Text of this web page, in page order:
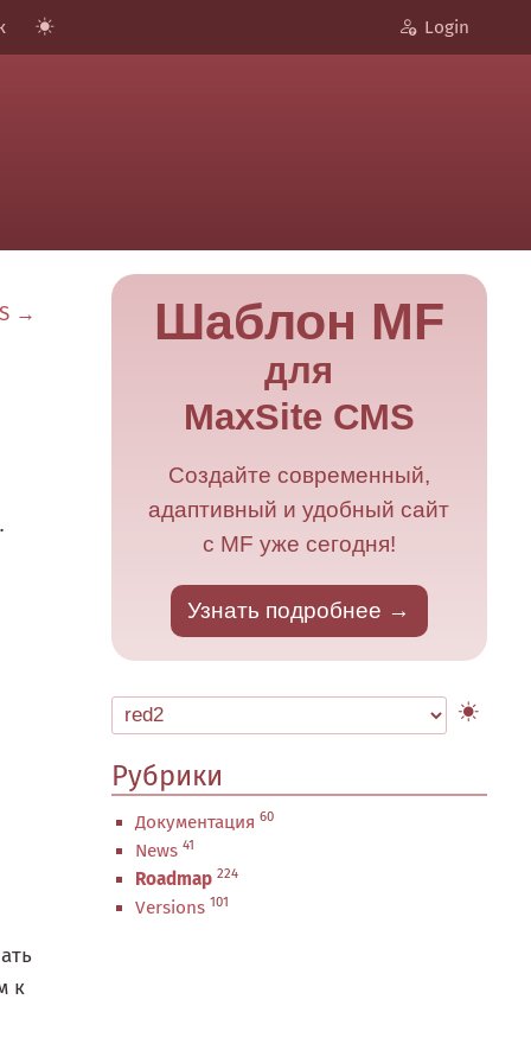
Login
→
к
Шаблон MF
для
MaxSite CMS
Создайте современный,
адаптивный и удобный сайт
с MF уже сегодня!
Узнать подробнее
Рубрики
Документация 60
News 41
Roadmap 224
Versions 101